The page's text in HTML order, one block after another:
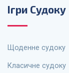
Ігри Судоку
Щоденне судоку
Класичне судоку